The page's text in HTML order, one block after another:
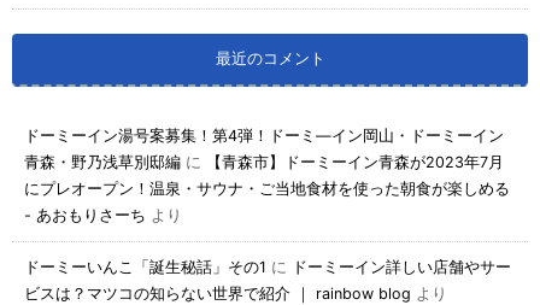
最近のコメント
ドーミーイン湯号案募集！第4弾！ドーミ―イン岡山・ドーミーイン
青森・野乃浅草別邸編 に
【青森市】ドーミーイン青森が2023年7月
にプレオープン！温泉・サウナ・ご当地食材を使った朝食が楽しめる
- あおもりさーち より
ドーミーいんこ「誕生秘話」その1 に ドーミーイン詳しい店舗やサー
ビスは？マツコの知らない世界で紹介 ｜ rainbow blog より